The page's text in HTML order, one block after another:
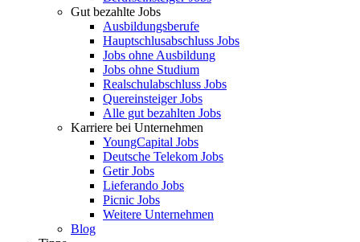
Gut bezahlte Jobs
Ausbildungsberufe
Hauptschlusabschluss Jobs
Jobs ohne Ausbildung
Jobs ohne Studium
Realschulabschluss Jobs
Quereinsteiger Jobs
Alle gut bezahlten Jobs
Karriere bei Unternehmen
YoungCapital Jobs
Deutsche Telekom Jobs
Getir Jobs
Lieferando Jobs
Picnic Jobs
Weitere Unternehmen
Blog